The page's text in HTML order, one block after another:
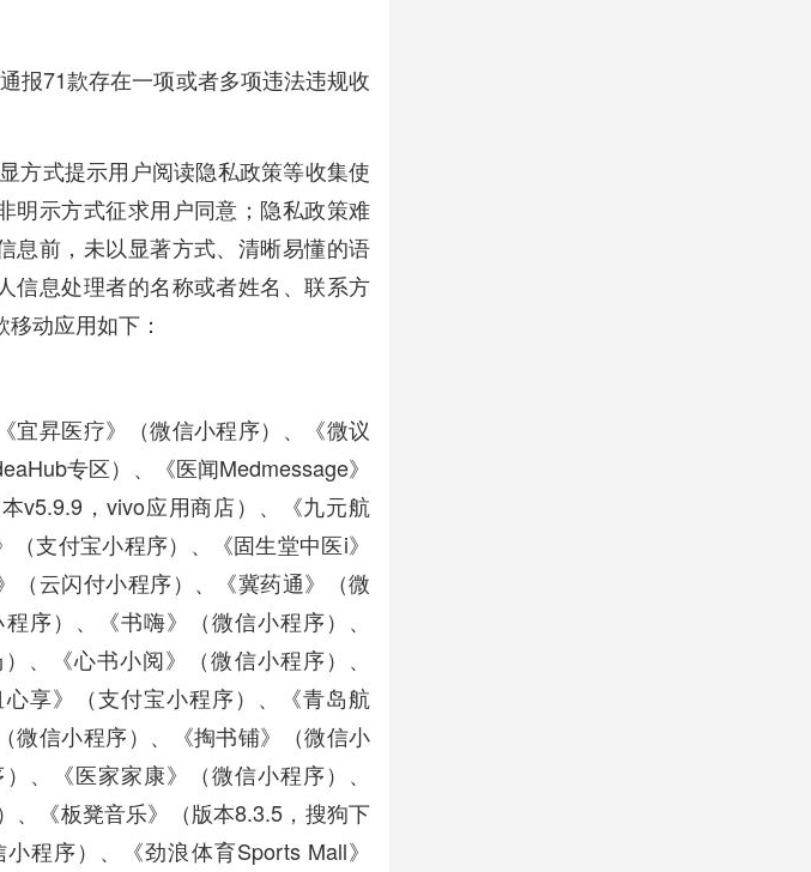
报71款存在一项或者多项违法违规收
方式提示用户阅读隐私政策等收集使
明示方式征求用户同意；隐私政策难
息前，未以显著方式、清晰易懂的语
信息处理者的名称或者姓名、联系方
动应用如下：
宜昇医疗》（微信小程序）、《微议
专区）、《医闻Medmessage》
v5.9.9，vivo应用商店）、《九元航
支付宝小程序）、《固生堂中医i》
（云闪付小程序）、《冀药通》（微
序）、《书嗨》（微信小程序）、
、《心书小阅》（微信小程序）、
享》（支付宝小程序）、《青岛航
微信小程序）、《掏书铺》（微信小
、《医家家康》（微信小程序）、
、《板凳音乐》（版本8.3.5，搜狗下
程序）、《劲浪体育Sports Mall》